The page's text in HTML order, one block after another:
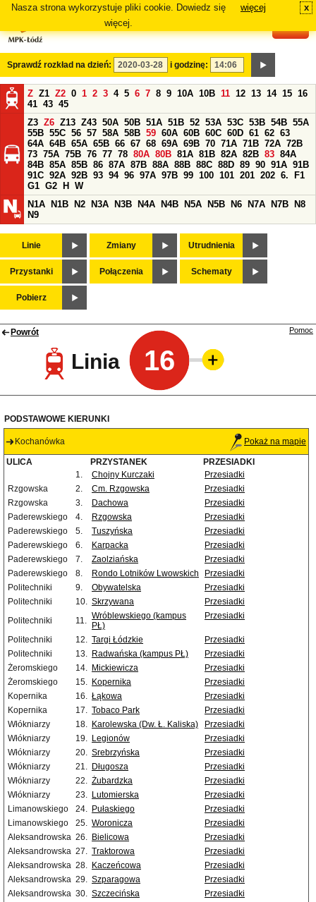
Nasza strona wykorzystuje pliki cookie. Dowiedz się
więcej.
więcej x
Sprawdź rozkład na dzień: i godzinę:
Z Z1 Z2 0 1 2 3 4 5 6 7 8 9 10A 10B 11 12 13 14 15 16
41 43 45
Z3 Z6 Z13 Z43 50A 50B 51A 51B 52 53A 53C 53B 54B 55A
55B 55C 56 57 58A 58B 59 60A 60B 60C 60D 61 62 63
64A 64B 65A 65B 66 67 68 69A 69B 70 71A 71B 72A 72B
73 75A 75B 76 77 78 80A 80B 81A 81B 82A 82B 83 84A
84B 85A 85B 86 87A 87B 88A 88B 88C 88D 89 90 91A 91B
91C 92A 92B 93 94 96 97A 97B 99 100 101 201 202 6.
F1
G1 G2 H
W
N1A
N1B N2 N3A N3B N4A N4B N5A N5B N6 N7A N7B
N8
N9
Linie Zmiany Utrudnienia
Przystanki Połączenia Schematy
Pobierz
Powrót
Linia 16
Pomoc
PODSTAWOWE KIERUNKI
Kochanówka Pokaż na mapie
ULICA PRZYSTANEK
PRZESIADKI
1.
Chojny Kurczaki
Przesiadki
Rzgowska
2. Cm. Rzgowska
Przesiadki
Rzgowska
3. Dachowa
Przesiadki
Paderewskiego
4. Rzgowska
Przesiadki
Paderewskiego
5. Tuszyńska
Przesiadki
Paderewskiego
6. Karpacka
Przesiadki
Paderewskiego
7. Zaolziańska
Przesiadki
Paderewskiego
8. Rondo Lotników Lwowskich
Przesiadki
Politechniki
9. Obywatelska
Przesiadki
Politechniki
10. Skrzywana
Przesiadki
Politechniki
11. Wróblewskiego (kampus
PŁ)
Przesiadki
Politechniki 12. Targi Łódzkie
Przesiadki
Politechniki
13. Radwańska (kampus PŁ)
Przesiadki
Żeromskiego
14. Mickiewicza
Przesiadki
Żeromskiego
15. Kopernika
Przesiadki
Kopernika
16. Łąkowa
Przesiadki
Kopernika
17. Tobaco Park
Przesiadki
Włókniarzy
18. Karolewska (Dw. Ł. Kaliska)
Przesiadki
Włókniarzy
19. Legionów
Przesiadki
Włókniarzy
20. Srebrzyńska
Przesiadki
Włókniarzy
21. Długosza
Przesiadki
Włókniarzy
22. Żubardzka
Przesiadki
Włókniarzy
23. Lutomierska
Przesiadki
Limanowskiego
24. Pułaskiego
Przesiadki
Limanowskiego
25. Woronicza
Przesiadki
Aleksandrowska 26. Bielicowa
Przesiadki
Aleksandrowska 27. Traktorowa
Przesiadki
Aleksandrowska 28. Kaczeńcowa
Przesiadki
Aleksandrowska 29. Szparagowa
Przesiadki
Aleksandrowska 30. Szczecińska
Przesiadki